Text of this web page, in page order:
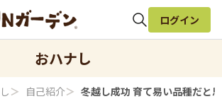
ログイン
おハナし
＞ 自己紹介＞ 冬越し成功 育て易い品種だと